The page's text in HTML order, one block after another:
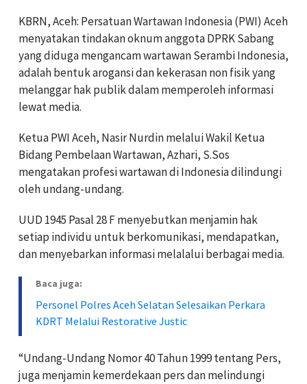
KBRN, Aceh: Persatuan Wartawan Indonesia (PWI) Aceh
menyatakan tindakan oknum anggota DPRK Sabang
yang diduga mengancam wartawan Serambi Indonesia,
adalah bentuk arogansi dan kekerasan non fisik yang
melanggar hak publik dalam memperoleh informasi
lewat media.
Ketua PWI Aceh, Nasir Nurdin melalui Wakil Ketua
Bidang Pembelaan Wartawan, Azhari, S.Sos
mengatakan profesi wartawan di Indonesia dilindungi
oleh undang-undang.
UUD 1945 Pasal 28 F menyebutkan menjamin hak
setiap individu untuk berkomunikasi, mendapatkan,
dan menyebarkan informasi melalalui berbagai media.
Baca juga:
Personel Polres Aceh Selatan Selesaikan Perkara
KDRT Melalui Restorative Justic
“Undang-Undang Nomor 40 Tahun 1999 tentang Pers,
juga menjamin kemerdekaan pers dan melindungi